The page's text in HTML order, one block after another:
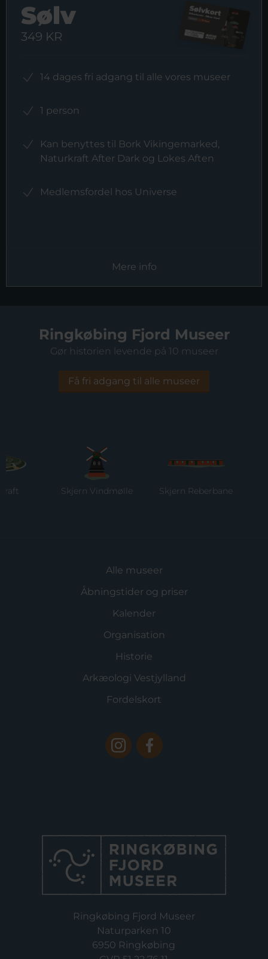
Sølv
349 KR
14 dages fri adgang til alle vores museer
1 person
Kan benyttes til Bork Vikingemarked,
Naturkraft After Dark og Lokes Aften
Medlemsfordel hos Universe
Mere info
Ringkøbing Fjord Museer
Gør historien levende på 10 museer
Få fri adgang til alle museer
Skjern Vindmølle Skjern Reberbane
Alle museer
Åbningstider og priser
Kalender
Organisation
Historie
Arkæologi Vestjylland
Fordelskort
Ringkøbing Fjord Museer
Naturparken 10
6950 Ringkøbing